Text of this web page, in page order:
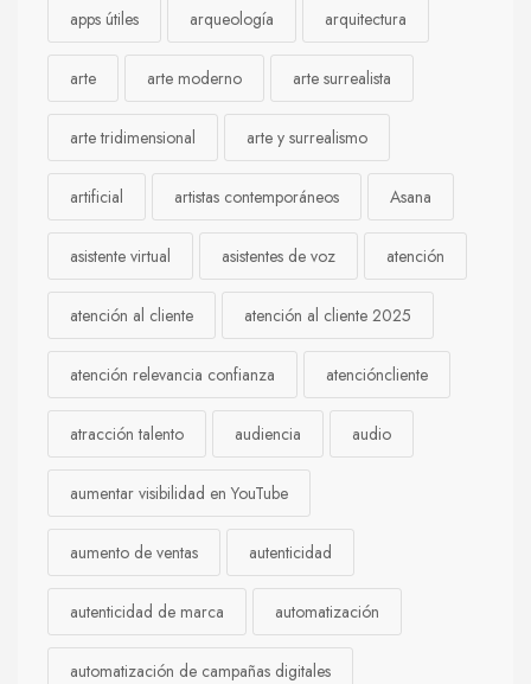
apps útiles arqueología arquitectura
arte arte moderno arte surrealista
arte tridimensional arte y surrealismo
artificial artistas contemporáneos Asana
asistente virtual asistentes de voz atención
atención al cliente atención al cliente 2025
atención relevancia confianza atencióncliente
atracción talento audiencia audio
aumentar visibilidad en YouTube
aumento de ventas autenticidad
autenticidad de marca automatización
automatización de campañas digitales